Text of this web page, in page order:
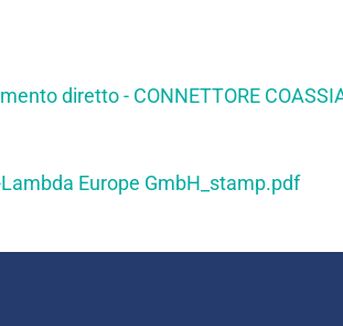
diretto - CONNETTORE
Lambda Europe GmbH_stamp.pdf